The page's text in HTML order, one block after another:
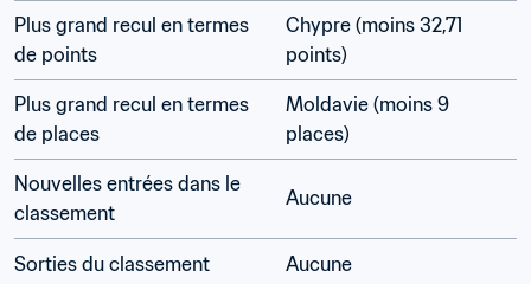
Plus grand recul en termes
de points
Chypre (moins 32,71
points)
Plus grand recul en termes
de places
Moldavie (moins 9
places)
Nouvelles entrées dans le
classement
Aucune
Sorties du classement Aucune